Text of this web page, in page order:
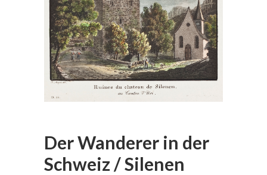
Der Wanderer in der
Schweiz / Silenen